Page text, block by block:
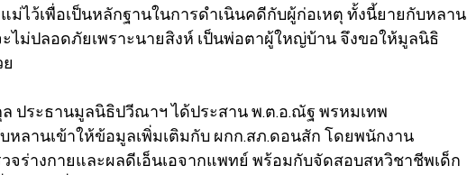
ม่ไว้เพื่อเป็นหลักฐานในการดำเนินคดีกับผู้ก่อเหตุ ทั้งนี้ยายกับหลาน
ะไม่ปลอดภัยเพราะนายสิงห์ เป็นพ่อตาผู้ใหญ่บ้าน จึงขอให้มูลนิธิ
ย
ล ประธานมูลนิธิปวีณาฯ ได้ประสาน พ.ต.อ.ณัฐ พรหมเทพ
หลานเข้าให้ข้อมูลเพิ่มเติมกับ ผกก.สภ.ดอนสัก โดยพนักงาน
จร่างกายและผลดีเอ็นเอจากแพทย์ พร้อมกับจัดสอบสหวิชาชีพเด็ก